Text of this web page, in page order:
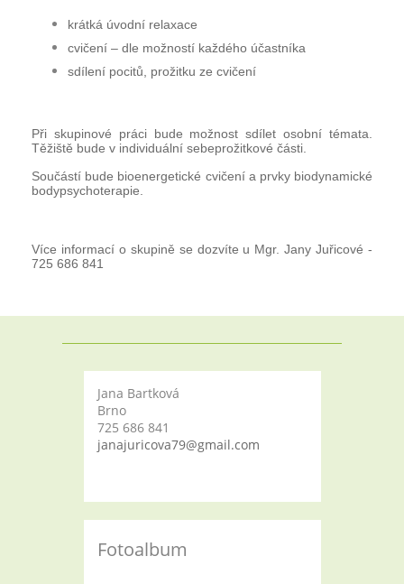
krátká úvodní relaxace
cvičení – dle možností každého účastníka
sdílení pocitů, prožitku ze cvičení
Při skupinové práci bude možnost sdílet osobní témata.
Těžiště bude v individuální sebeprožitkové části.
Součástí bude bioenergetické cvičení a prvky biodynamické
bodypsychoterapie.
Více informací o skupině se dozvíte u Mgr. Jany Juřicové -
725 686 841
Jana Bartková
Brno
725 686 841
janajuricova79@gmail.com
Fotoalbum